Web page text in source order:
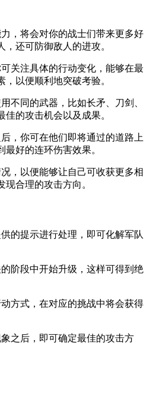
将会对你的战士们带来更多好
还可防御敌人的进攻。
注具体的行动变化，能够在最
以便顺利地突破考验。
同的武器，比如长矛、刀剑、
的攻击机会以及成果。
你可在他们即将通过的道路上
好的连环伤害效果。
以便能够让自己可收获更多相
合理的攻击方向。
提示进行处理，即可化解军队
段中开始升级，这样可得到绝
式，在对应的挑战中将会获得
后，即可确定最佳的攻击方